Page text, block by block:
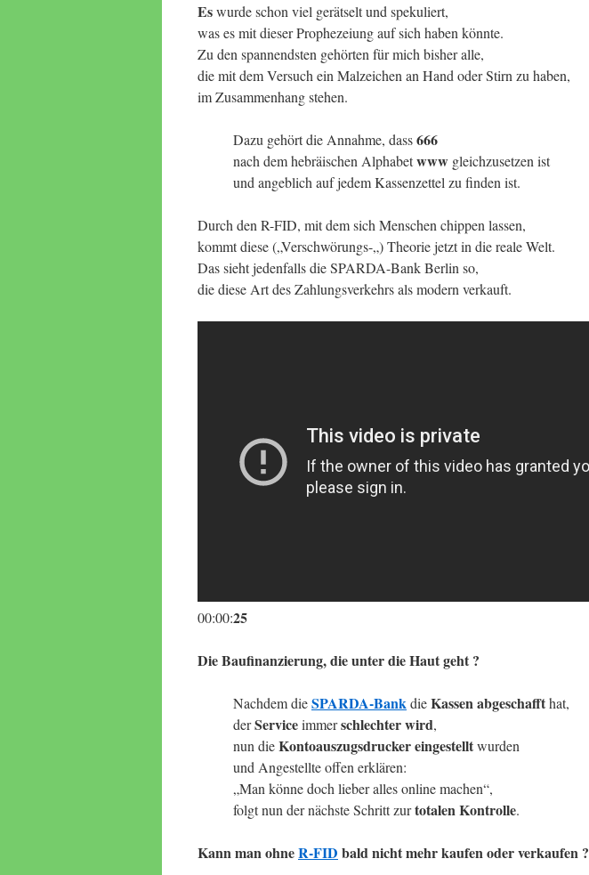
Eswurde schon viel gerätselt und spekuliert,
was es mit dieser Prophezeiung auf sich haben könnte.
Zu den spannendsten gehörten für mich bisher alle,
die mit dem Versuch ein Malzeichen an Hand oder Stirn zu haben,
im Zusammenhang stehen.
Dazu gehört die Annahme, dass666
nach dem hebräischen Alphabetwww gleichzusetzen ist
und angeblich auf jedem Kassenzettel zu finden ist.
Durch den R-FID, mit dem sich Menschen chippen lassen,
kommt diese („Verschwörungs-„) Theorie jetzt in die reale Welt.
Das sieht jedenfalls die SPARDA-Bank Berlin so,
die diese Art des Zahlungsverkehrs als modern verkauft.
00:00:25
Die Baufinanzierung, die unter die Haut geht ?
Nachdem dieSPARDA-BankdieKassen abgeschaffthat,
derServiceimmerschlechter wird,
nun dieKontoauszugsdrucker eingestelltwurden
und Angestellte offen erklären:
„Man könne doch lieber alles online machen“,
folgt nun der nächste Schritt zurtotalen Kontrolle.
Kann man ohneR-FID bald nicht mehr kaufen oder verkaufen ?